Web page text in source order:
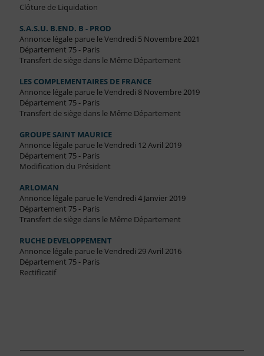
Clôture de Liquidation
S.A.S.U. B.END. B - PROD
Annonce légale parue le Vendredi 5 Novembre 2021
Département 75 - Paris
Transfert de siège dans le Même Département
LES COMPLEMENTAIRES DE FRANCE
Annonce légale parue le Vendredi 8 Novembre 2019
Département 75 - Paris
Transfert de siège dans le Même Département
GROUPE SAINT MAURICE
Annonce légale parue le Vendredi 12 Avril 2019
Département 75 - Paris
Modification du Président
ARLOMAN
Annonce légale parue le Vendredi 4 Janvier 2019
Département 75 - Paris
Transfert de siège dans le Même Département
RUCHE DEVELOPPEMENT
Annonce légale parue le Vendredi 29 Avril 2016
Département 75 - Paris
Rectificatif